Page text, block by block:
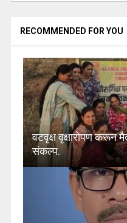
RECOMMENDED FOR YOU
वटवृक्ष वृक्षारोपण करून
संकल्प.